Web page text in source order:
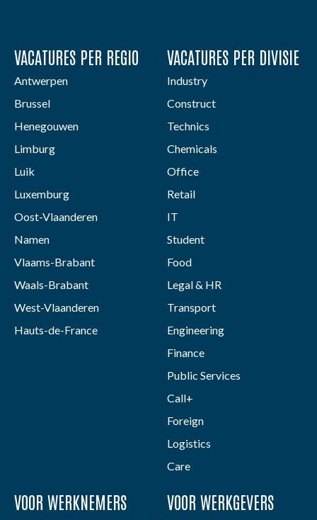
VACATURES PER REGIO
Antwerpen
Brussel
Henegouwen
Limburg
Luik
Luxemburg
Oost-Vlaanderen
Namen
Vlaams-Brabant
Waals-Brabant
West-Vlaanderen
Hauts-de-France
VACATURES PER DIVISIE
Industry
Construct
Technics
Chemicals
Office
Retail
IT
Student
Food
Legal & HR
Transport
Engineering
Finance
Public Services
Call+
Foreign
Logistics
Care
VOOR WERKNEMERS VOOR WERKGEVERS